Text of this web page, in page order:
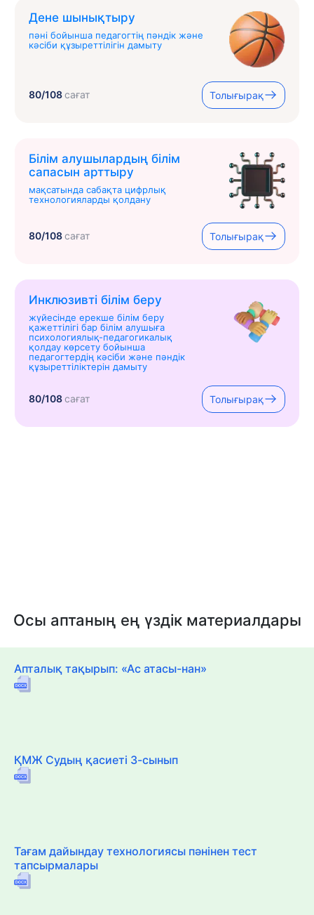
Дене шынықтыру
пәні бойынша педагогтің пәндік және
кәсіби құзыреттілігін дамыту
80/108сағат Толығырақ
Білім алушылардың білім
сапасын арттыру
мақсатында сабақта цифрлық
технологияларды қолдану
80/108сағат Толығырақ
Инклюзивті білім беру
жүйесінде ерекше білім беру
қажеттілігі бар білім алушыға
психологиялық-педагогикалық
қолдау көрсету бойынша
педагогтердің кәсіби және пәндік
құзыреттіліктерін дамыту
80/108сағат Толығырақ
Осы аптаның ең үздік материалдары
Апталық тақырып: «Ас атасы-нан»
ҚМЖ Судың қасиеті 3-сынып
Тағам дайындау технологиясы пәнінен тест
тапсырмалары